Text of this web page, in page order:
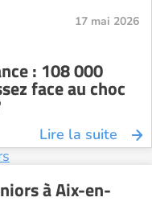
17 mai 2026
: 108 000
face au choc
Lire la suite
à Aix-en-